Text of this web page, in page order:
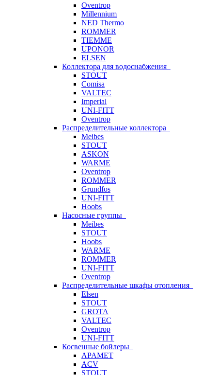
Oventrop
Millennium
NED Thermo
ROMMER
TIEMME
UPONOR
ELSEN
Коллектора для водоснабжения
STOUT
Comisa
VALTEC
Imperial
UNI-FITT
Oventrop
Распределительные коллектора
Meibes
STOUT
ASKON
WARME
Oventrop
ROMMER
Grundfos
UNI-FITT
Hoobs
Насосные группы
Meibes
STOUT
Hoobs
WARME
ROMMER
UNI-FITT
Oventrop
Распределительные шкафы отопления
Elsen
STOUT
GROTA
VALTEC
Oventrop
UNI-FITT
Косвенные бойлеры
APAMET
ACV
STOUT